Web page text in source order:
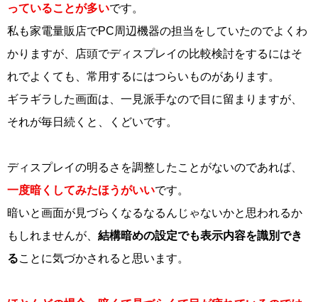
っていることが多いです。
私も家電量販店でPC周辺機器の担当をしていたのでよくわ
かりますが、店頭でディスプレイの比較検討をするにはそ
れでよくても、常用するにはつらいものがあります。
ギラギラした画面は、一見派手なので目に留まりますが、
それが毎日続くと、くどいです。
ディスプレイの明るさを調整したことがないのであれば、
一度暗くしてみたほうがいいです。
暗いと画面が見づらくなるなるんじゃないかと思われるか
もしれませんが、 結構暗めの設定でも表示内容を識別でき
ることに気づかされると思います。